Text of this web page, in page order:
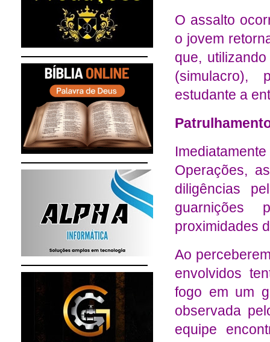
O assalto
o jovem
que,
(simulacro),
estudante a
Operações,
diligências
guarnições
proximidades
Ao
envolvidos
fogo em um
observada
equipe